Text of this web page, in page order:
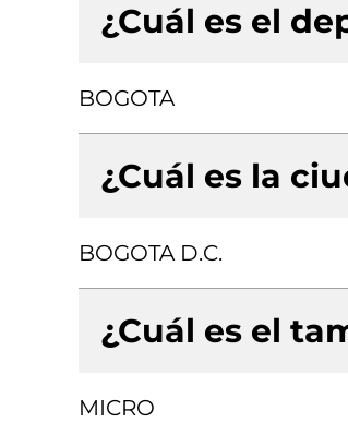
¿Cuál es el
BOGOTA
¿Cuál es la
BOGOTA D.C.
¿Cuál es el
MICRO